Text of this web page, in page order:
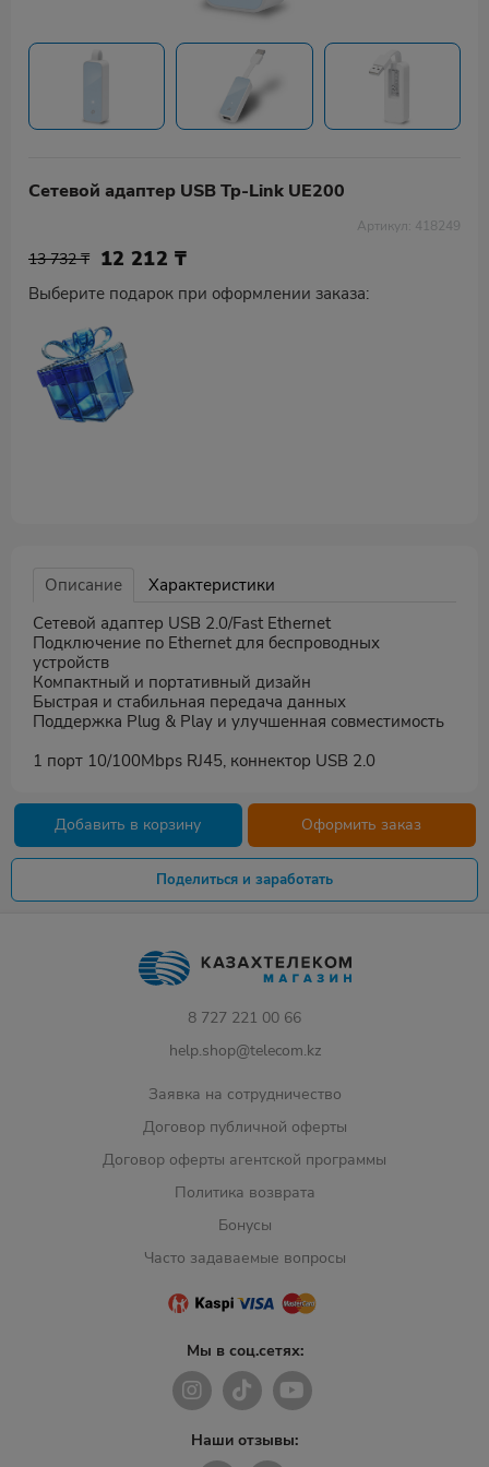
Сетевой адаптер USB Tp-Link UE200
Артикул: 418249
13 732 ₸ 12 212 ₸
Выберите подарок при оформлении заказа:
Описание
Характеристики
Сетевой адаптер USB 2.0/Fast Ethernet
Подключение по Ethernet для беспроводных
устройств
Компактный и портативный дизайн
Быстрая и стабильная передача данных
Поддержка Plug & Play и улучшенная совместимость
1 порт 10/100Mbps RJ45, коннектор USB 2.0
Добавить в корзину Оформить заказ
Поделиться и заработать
8 727 221 00 66
help.shop@telecom.kz
Заявка на сотрудничество
Договор публичной оферты
Договор оферты агентской программы
Политика возврата
Бонусы
Часто задаваемые вопросы
Мы в соц.сетях:
Наши отзывы: